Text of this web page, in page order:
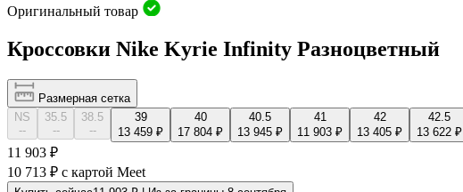
Оригинальный товар
Кроссовки Nike Kyrie Infinity Разноцветный
Размерная сетка
NS
--
35.5
--
38.5
--
39
13 459 ₽
40
17 804 ₽
40.5
13 945 ₽
41
11 903 ₽
42
13 405 ₽
42.5
13 622 ₽
11 903 ₽
10 713 ₽ с картой Meet